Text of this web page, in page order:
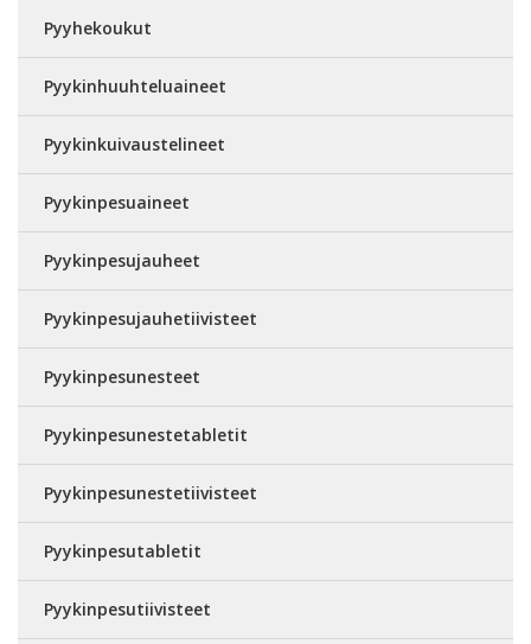
Pyyhekoukut
Pyykinhuuhteluaineet
Pyykinkuivaustelineet
Pyykinpesuaineet
Pyykinpesujauheet
Pyykinpesujauhetiivisteet
Pyykinpesunesteet
Pyykinpesunestetabletit
Pyykinpesunestetiivisteet
Pyykinpesutabletit
Pyykinpesutiivisteet